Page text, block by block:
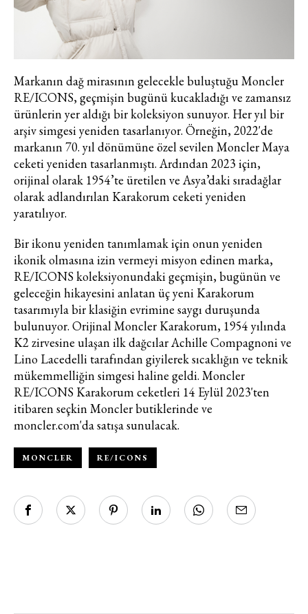
Haftalık E-Bülten
Moda dünyasında neler oluyor? Yeni
fikirler, öne çıkan koleksiyonlar, en
vogue trendler, ünlülerden güzelllik
sırları ve en popüler partilerden
haberdar olmak için haftalık e-
bültenimize kaydolun.
Turkuvaz Haberleşme ve Yayıncılık
A.Ş. tarafından
https://vogue.com.tr/internet sitesi
üzerinden sunulan ürün ve
hizmetlere ilişkin reklam, tanıtım,
pazarlama ve kutlama/ temenni
amaçlı her türlü e-bülten/ ticari
elektronik ileti gönderiminin e-posta
yoluyla tarafıma yapılmasına onay
ve bu kapsamda/ amaçla ad/
soyad ve e-posta adresi verilerimin
Markanın dağ mirasının gelecekle buluştuğu Moncler
RE/ICONS, geçmişin bugünü kucakladığı ve zamansız
ürünlerin yer aldığı bir koleksiyon sunuyor. Her yıl bir
arşiv simgesi yeniden tasarlanıyor. Örneğin, 2022'de
markanın 70. yıl dönümüne özel sevilen Moncler Maya
ceketi yeniden tasarlanmıştı. Ardından 2023 için,
orijinal olarak 1954’te üretilen ve Asya’daki sıradağlar
olarak adlandırılan Karakorum ceketi yeniden
yaratılıyor.
Bir ikonu yeniden tanımlamak için onun yeniden
ikonik olmasına izin vermeyi misyon edinen marka,
RE/ICONS koleksiyonundaki geçmişin, bugünün ve
geleceğin hikayesini anlatan üç yeni Karakorum
tasarımıyla bir klasiğin evrimine saygı duruşunda
bulunuyor. Orijinal Moncler Karakorum, 1954 yılında
K2 zirvesine ulaşan ilk dağcılar Achille Compagnoni ve
Lino Lacedelli tarafından giyilerek sıcaklığın ve teknik
mükemmelliğin simgesi haline geldi. Moncler
RE/ICONS Karakorum ceketleri 14 Eylül 2023'ten
itibaren seçkin Moncler butiklerinde ve
moncler.com'da satışa sunulacak.
MONCLER RE/ICONS